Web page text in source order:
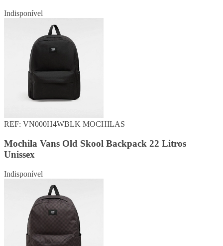
Indisponível
REF: VN000H4WBLK MOCHILAS
Mochila Vans Old Skool Backpack 22 Litros
Unissex
Indisponível